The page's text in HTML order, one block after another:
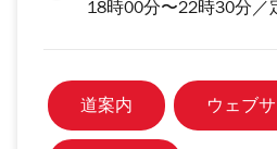
18時00分〜22時30分／
道案内 ウェブサ